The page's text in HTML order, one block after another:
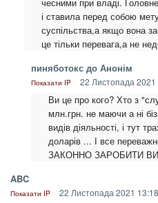
чесними при владі.
і ставила перед собою
суспільства,а якщо вона
це тільки перевага,а не
пиняботокс до Анонім
Показати IP 22 Листопада 2021
Ви це про кого? Хто з
млн.грн. не маючи а ні
видів діяльності, і тут
доларів ... І все
ЗАКОННО ЗАРОБИТИ
ABC
Показати IP 22 Листопада 2021 13:18